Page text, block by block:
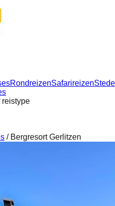
RondreizenSafarireizen
reistype
/ Bergresort Gerlitzen